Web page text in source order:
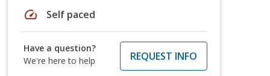
speed Self paced
Have a question?
We're here to help
REQUEST INFO